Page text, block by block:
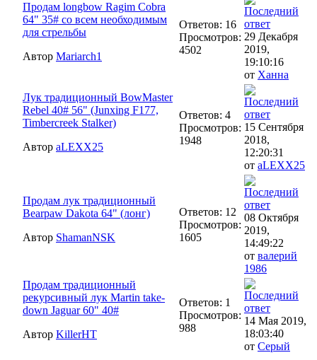
Продам longbow Ragim Cobra
64" 35# со всем необходимым
для стрельбы
Автор Mariarch1
Ответов: 16
Просмотров:
4502
29 Декабря
2019,
19:10:16
от Ханна
Лук традиционный BowMaster
Rebel 40# 56" (Junxing F177,
Timbercreek Stalker)
Автор aLEXX25
Ответов: 4
Просмотров:
1948
15 Сентября
2018,
12:20:31
от aLEXX25
Продам лук традиционный
Bearpaw Dakota 64" (лонг)
Автор ShamanNSK
Ответов: 12
Просмотров:
1605
08 Октября
2019,
14:49:22
от валерий
1986
Продам традиционный
рекурсивный лук Martin take-
down Jaguar 60" 40#
Автор KillerHT
Ответов: 1
Просмотров:
988
14 Мая 2019,
18:03:40
от Серый